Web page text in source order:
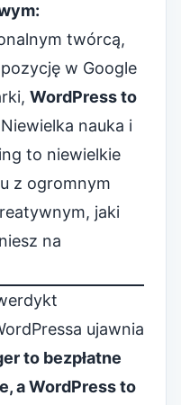
twórcą,
w Google
WordPress to
Niewielka nauka i
to niewielkie
z ogromnym
jaki
na
ujawnia
to bezpłatne
a WordPress to